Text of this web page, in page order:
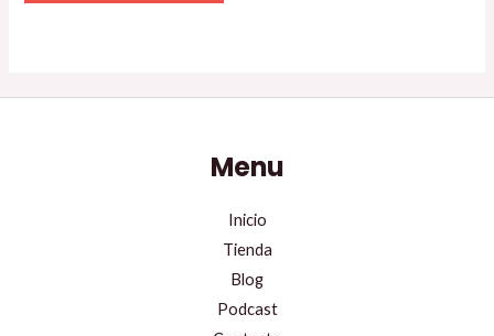
Menu
Inicio
Tienda
Blog
Podcast